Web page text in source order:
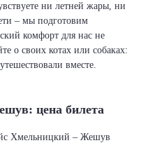
ни летней жары, ни
– мы подготовим
комфорт для нас не
о своих котах или собаках:
вместе.
цена билета
Хмельницкий – Жешув